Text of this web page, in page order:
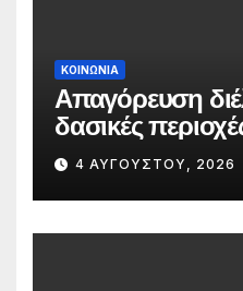
ΚΟΙΝΩΝΙΑ
Απαγόρευση
δασικές
πολύ υψηλού
πυρκαγιάς
4 ΑΥΓΟΎΣΤΟΥ, 2026